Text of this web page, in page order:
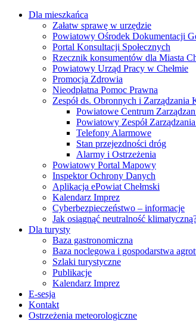
Dla mieszkańca
Załatw sprawę w urzędzie
Powiatowy Ośrodek Dokumentacji
Portal Konsultacji Społecznych
Rzecznik konsumentów dla Miasta
Powiatowy Urząd Pracy w Chełmie
Promocja Zdrowia
Nieodpłatna Pomoc Prawna
Zespół ds. Obronnych i Zarządzania
Powiatowe Centrum
Powiatowy Zespół
Telefony Alarmowe
Stan przejezdności dróg
Alarmy i Ostrzeżenia
Powiatowy Portal Mapowy
Inspektor Ochrony Danych
Aplikacja ePowiat Chełmski
Kalendarz Imprez
Cyberbezpieczeństwo – informacje
Jak osiągnąć neutralność
Dla turysty
Baza gastronomiczna
Baza noclegowa i gospodarstwa
Szlaki turystyczne
Publikacje
Kalendarz Imprez
E-sesja
Kontakt
Ostrzeżenia meteorologiczne